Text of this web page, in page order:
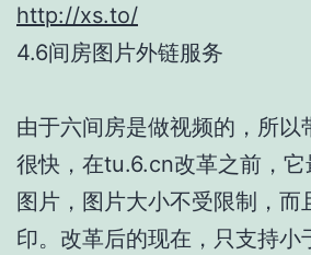
http://xs.to/
4.6间房图片外链服务
由于六间房是做视频的，所以
很快，在tu.6.cn改革之前，
图片，图片大小不受限制，而
印。改革后的现在，只支持